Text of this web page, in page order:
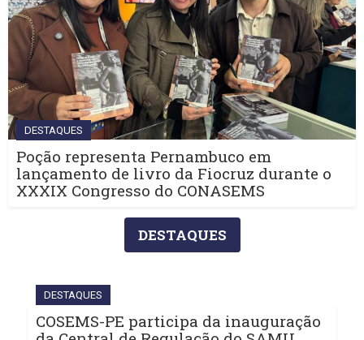
DESTAQUES
Poção representa Pernambuco em
lançamento de livro da Fiocruz durante o
XXXIX Congresso do CONASEMS
DESTAQUES
DESTAQUES
COSEMS-PE participa da inauguração